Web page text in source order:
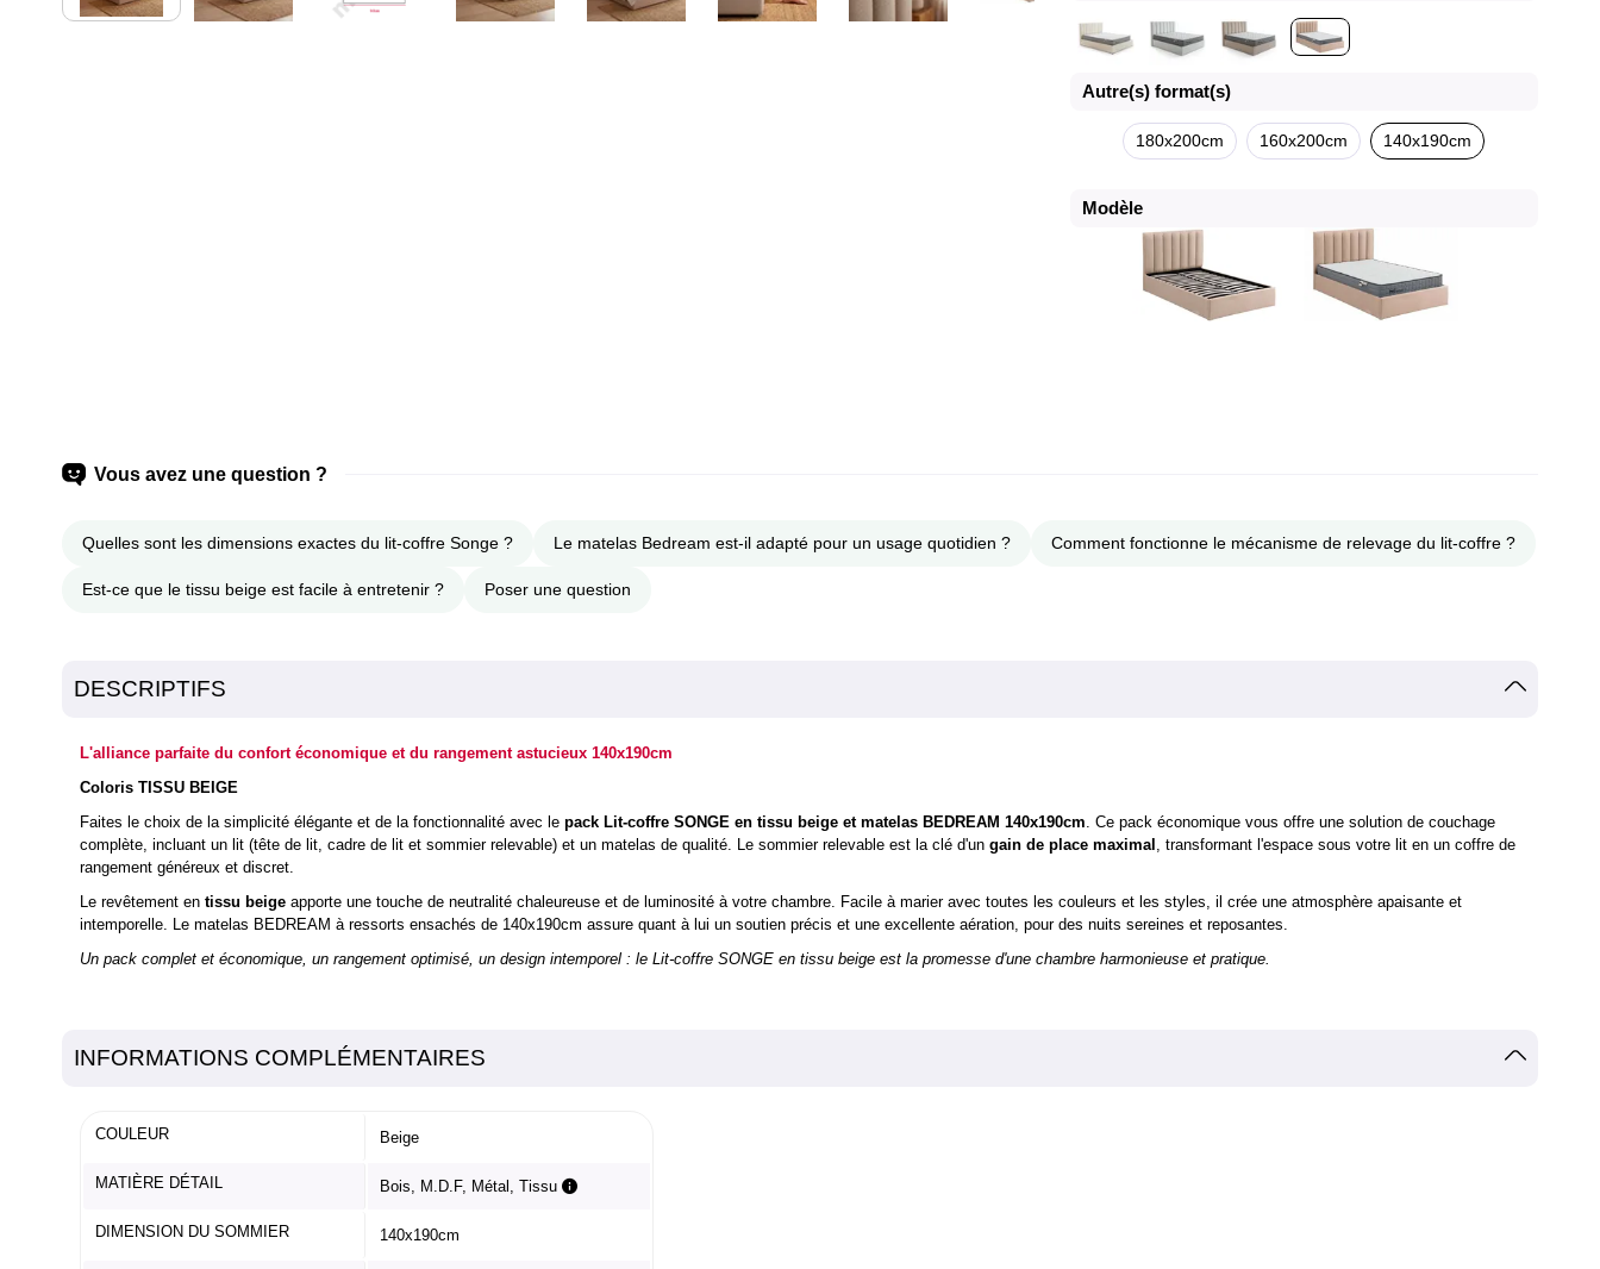
Autre(s) format(s)
180x200cm 160x200cm 140x190cm
Modèle
Vous avez une question ?
Quelles sont les dimensions exactes du lit-coffre Songe ? Le matelas Bedream est-il adapté pour un usage quotidien ? Comment fonctionne le mécanisme de relevage du lit-coffre ?
Est-ce que le tissu beige est facile à entretenir ? Poser une question
DESCRIPTIFS
L'alliance parfaite du confort économique et du rangement astucieux 140x190cm
Coloris TISSU BEIGE
Faites le choix de la simplicité élégante et de la fonctionnalité avec le pack Lit-coffre SONGE en tissu beige et matelas BEDREAM 140x190cm . Ce pack économique vous offre une solution de couchage
complète, incluant un lit (tête de lit, cadre de lit et sommier relevable) et un matelas de qualité. Le sommier relevable est la clé d'un gain de place maximal
, transformant l'espace sous votre lit en un coffre de
rangement généreux et discret.
Le revêtement en tissu beige apporte une touche de neutralité chaleureuse et de luminosité à votre chambre. Facile à marier avec toutes les couleurs et les styles, il crée une atmosphère apaisante et
intemporelle. Le matelas BEDREAM à ressorts ensachés de 140x190cm assure quant à lui un soutien précis et une excellente aération, pour des nuits sereines et reposantes.
Un pack complet et économique, un rangement optimisé, un design intemporel : le Lit-coffre SONGE en tissu beige est la promesse d'une chambre harmonieuse et pratique.
INFORMATIONS COMPLÉMENTAIRES
COULEUR Beige
MATIÈRE DÉTAIL Bois, M.D.F, Métal, Tissu
DIMENSION DU SOMMIER 140x190cm